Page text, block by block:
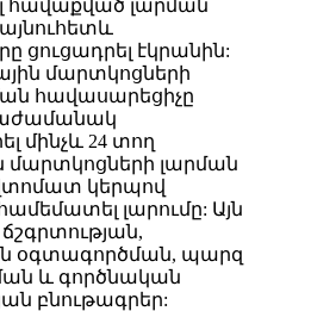
հավաքված լարման
ցուցադրել էկրանին:
մարտկոցների
հավասարեցիչը
մինչև 24 տող
մարտկոցների լարման
կերպով
համեմատել լարումը: Այն
օգտագործման, պարզ
և գործնական
բնութագրեր: